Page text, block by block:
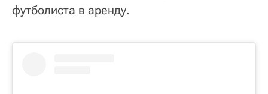
футболиста в аренду.